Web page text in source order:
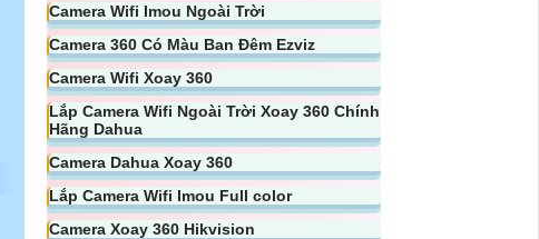
Camera Wifi Imou Ngoài Trời
Camera 360 Có Màu Ban Đêm Ezviz
Camera Wifi Xoay 360
Lắp Camera Wifi Ngoài Trời Xoay 360 Chính
Hãng Dahua
Camera Dahua Xoay 360
Lắp Camera Wifi Imou Full color
Camera Xoay 360 Hikvision